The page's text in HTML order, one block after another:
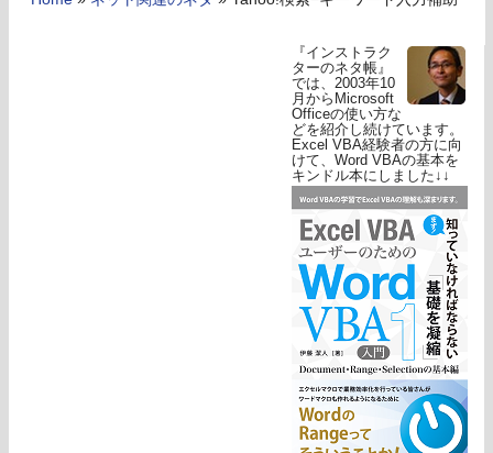
『インストラク
ターのネタ帳』
では、2003年10
月からMicrosoft
Officeの使い方な
どを紹介し続けています。
Excel VBA経験者の方に向
けて、Word VBAの基本を
キンドル本にしました↓↓